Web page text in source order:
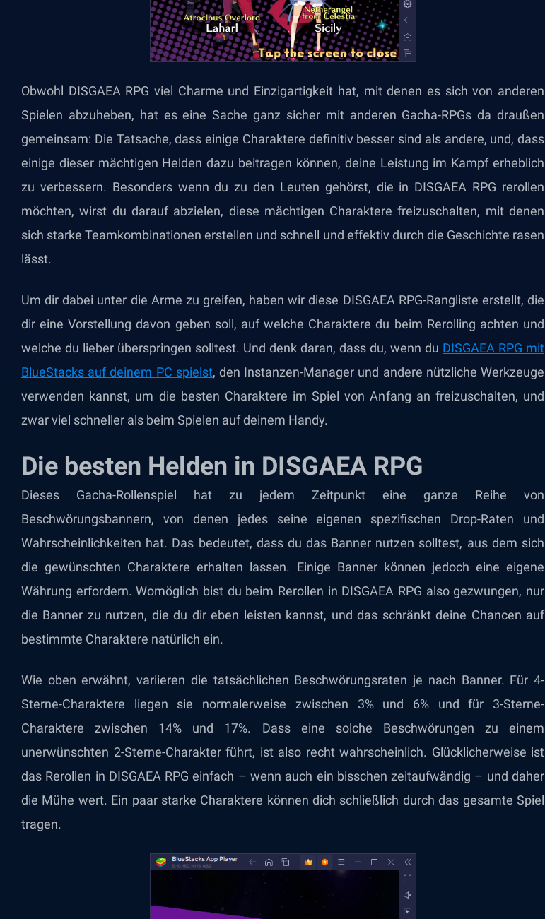
Obwohl DISGAEA RPG viel Charme und Einzigartigkeit hat, mit denen es sich von anderen
Spielen abzuheben, hat es eine Sache ganz sicher mit anderen Gacha-RPGs da draußen
gemeinsam: Die Tatsache, dass einige Charaktere definitiv besser sind als andere, und, dass
einige dieser mächtigen Helden dazu beitragen können, deine Leistung im Kampf erheblich
zu verbessern. Besonders wenn du zu den Leuten gehörst, die in DISGAEA RPG rerollen
möchten, wirst du darauf abzielen, diese mächtigen Charaktere freizuschalten, mit denen
sich starke Teamkombinationen erstellen und schnell und effektiv durch die Geschichte rasen
lässt.
Um dir dabei unter die Arme zu greifen, haben wir diese DISGAEA RPG-Rangliste erstellt, die
dir eine Vorstellung davon geben soll, auf welche Charaktere du beim Rerolling achten und
welche du lieber überspringen solltest. Und denk daran, dass du, wenn du DISGAEA RPG mit
BlueStacks auf deinem PC spielst, den Instanzen-Manager und andere nützliche Werkzeuge
verwenden kannst, um die besten Charaktere im Spiel von Anfang an freizuschalten, und
zwar viel schneller als beim Spielen auf deinem Handy.
Die besten Helden in DISGAEA RPG
Dieses Gacha-Rollenspiel hat zu jedem Zeitpunkt eine ganze Reihe von
Beschwörungsbannern, von denen jedes seine eigenen spezifischen Drop-Raten und
Wahrscheinlichkeiten hat. Das bedeutet, dass du das Banner nutzen solltest, aus dem sich
die gewünschten Charaktere erhalten lassen. Einige Banner können jedoch eine eigene
Währung erfordern. Womöglich bist du beim Rerollen in DISGAEA RPG also gezwungen, nur
die Banner zu nutzen, die du dir eben leisten kannst, und das schränkt deine Chancen auf
bestimmte Charaktere natürlich ein.
Wie oben erwähnt, variieren die tatsächlichen Beschwörungsraten je nach Banner. Für 4-
Sterne-Charaktere liegen sie normalerweise zwischen 3% und 6% und für 3-Sterne-
Charaktere zwischen 14% und 17%. Dass eine solche Beschwörungen zu einem
unerwünschten 2-Sterne-Charakter führt, ist also recht wahrscheinlich. Glücklicherweise ist
das Rerollen in DISGAEA RPG einfach – wenn auch ein bisschen zeitaufwändig – und daher
die Mühe wert. Ein paar starke Charaktere können dich schließlich durch das gesamte Spiel
tragen.